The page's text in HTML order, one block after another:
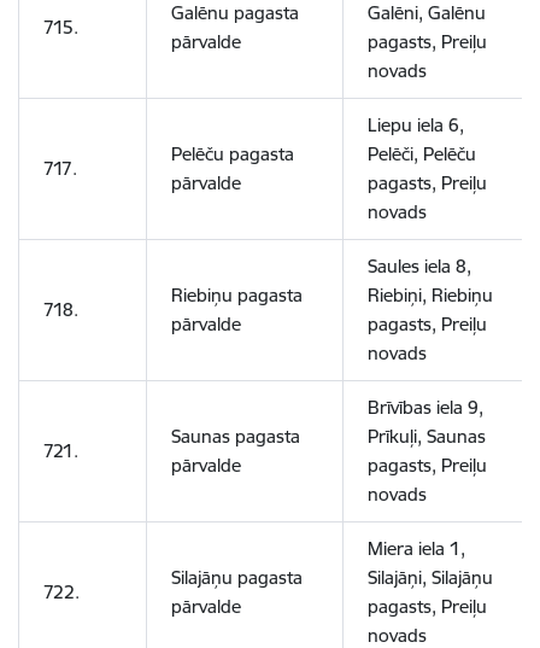
715.
Galēnu pagasta
pārvalde
Galēni, Galēnu
pagasts, Preiļu
novads
717.
Pelēču pagasta
pārvalde
Liepu iela 6,
Pelēči, Pelēču
pagasts, Preiļu
novads
718.
Riebiņu pagasta
pārvalde
Saules iela 8,
Riebiņi, Riebiņu
pagasts, Preiļu
novads
721.
Saunas pagasta
pārvalde
Brīvības iela 9,
Prīkuļi, Saunas
pagasts, Preiļu
novads
722.
Silajāņu pagasta
pārvalde
Miera iela 1,
Silajāņi, Silajāņu
pagasts, Preiļu
novads